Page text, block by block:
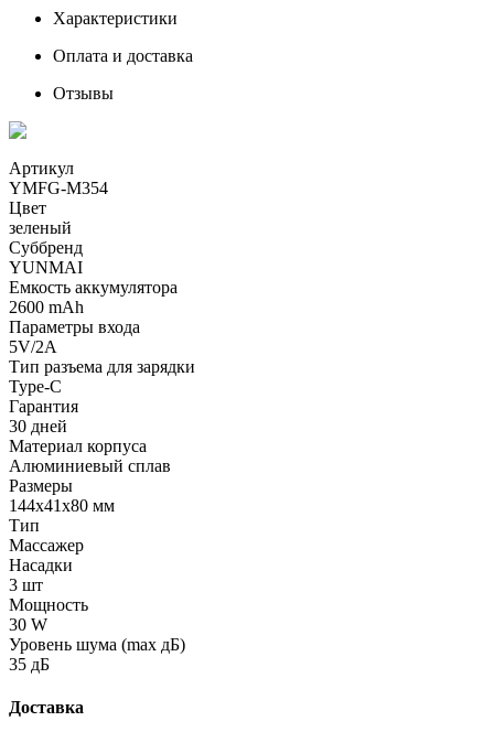
Характеристики
Оплата и доставка
Отзывы
Артикул
YMFG-M354
Цвет
зеленый
Суббренд
YUNMAI
Емкость аккумулятора
2600 mAh
Параметры входа
5V/2А
Тип разъема для зарядки
Type-C
Гарантия
30 дней
Материал корпуса
Алюминиевый сплав
Размеры
144х41х80 мм
Тип
Массажер
Насадки
3 шт
Мощность
30 W
Уровень шума (max дБ)
35 дБ
Доставка